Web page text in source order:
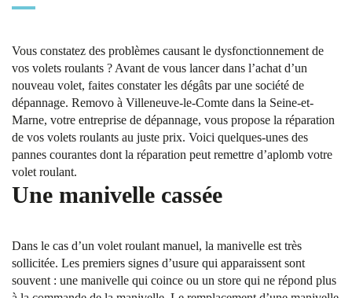
Vous constatez des problèmes causant le dysfonctionnement de
vos volets roulants ? Avant de vous lancer dans l’achat d’un
nouveau volet, faites constater les dégâts par une société de
dépannage. Removo à Villeneuve-le-Comte dans la Seine-et-
Marne, votre entreprise de dépannage, vous propose la réparation
de vos volets roulants au juste prix. Voici quelques-unes des
pannes courantes dont la réparation peut remettre d’aplomb votre
volet roulant.
Une manivelle cassée
Dans le cas d’un volet roulant manuel, la manivelle est très
sollicitée. Les premiers signes d’usure qui apparaissent sont
souvent : une manivelle qui coince ou un store qui ne répond plus